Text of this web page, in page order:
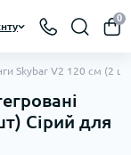
0
Skybar V2 120 см (2
Сірий для